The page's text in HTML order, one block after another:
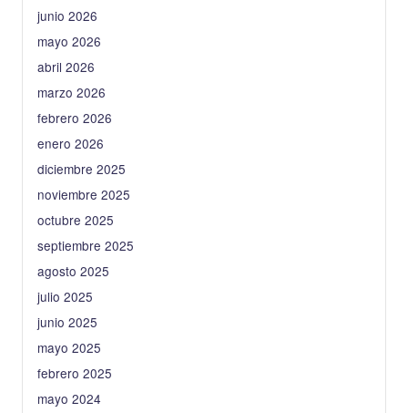
junio 2026
mayo 2026
abril 2026
marzo 2026
febrero 2026
enero 2026
diciembre 2025
noviembre 2025
octubre 2025
septiembre 2025
agosto 2025
julio 2025
junio 2025
mayo 2025
febrero 2025
mayo 2024